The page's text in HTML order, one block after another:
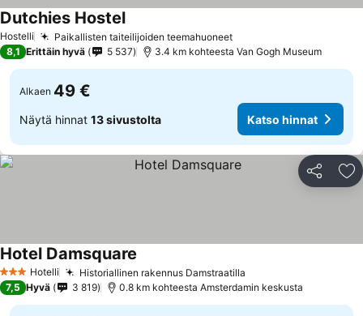
Hostelli Paikallisten taiteilijoiden teemahuoneet
Dutchies Hostel
8,1 Erittäin hyvä 5 537 3.4 km kohteesta Van Gogh Museum
Alkaen 49 €
Näytä hinnat 13 sivustolta Katso hinnat
Jaa
3 Tähtiluokitus
Hotelli Historiallinen rakennus Damstraatilla
Hotel Damsquare
7,5 Hyvä 3 819 0.8 km kohteesta Amsterdamin keskusta